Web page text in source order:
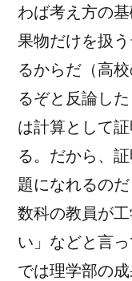
わば考え方の
果物だけを扱
るからだ（高
るぞと反論し
は計算として
る。だから、
題になれるの
数科の教員が
い」などと言
では理学部の